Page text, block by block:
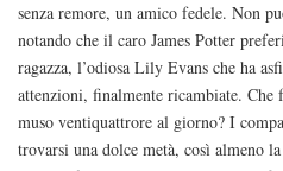
senza remore, un amico fedele. Non
notando che il caro James Potter
ragazza, l’odiosa Lily Evans che ha
attenzioni, finalmente ricambiate. Che
muso ventiquattrore al giorno? I
trovarsi una dolce metà, così almeno